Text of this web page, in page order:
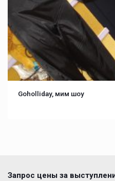
Goholliday, мим шоу
Запрос цены за